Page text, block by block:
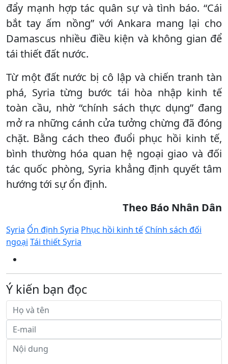
đẩy mạnh hợp tác quân sự và tình báo. “Cái
bắt tay ấm nồng” với Ankara mang lại cho
Damascus nhiều điều kiện và không gian để
tái thiết đất nước.
Từ một đất nước bị cô lập và chiến tranh tàn
phá, Syria từng bước tái hòa nhập kinh tế
toàn cầu, nhờ “chính sách thực dụng” đang
mở ra những cánh cửa tưởng chừng đã đóng
chặt. Bằng cách theo đuổi phục hồi kinh tế,
bình thường hóa quan hệ ngoại giao và đối
tác quốc phòng, Syria khẳng định quyết tâm
hướng tới sự ổn định.
Theo Báo Nhân Dân
Syria Ổn định Syria Phục hồi kinh tế Chính sách đối
ngoại Tái thiết Syria
Ý kiến bạn đọc